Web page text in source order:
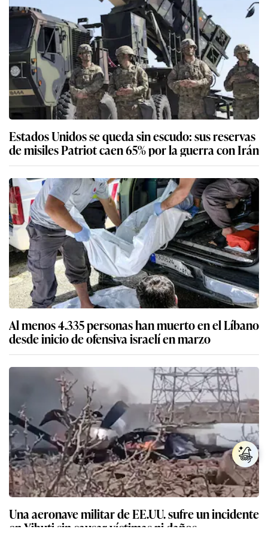
Estados Unidos se queda sin escudo: sus reservas
de misiles Patriot caen 65% por la guerra con Irán
Al menos 4.335 personas han muerto en el Líbano
desde inicio de ofensiva israelí en marzo
Una aeronave militar de EE.UU. sufre un incidente
en Yibuti sin causar víctimas ni daños